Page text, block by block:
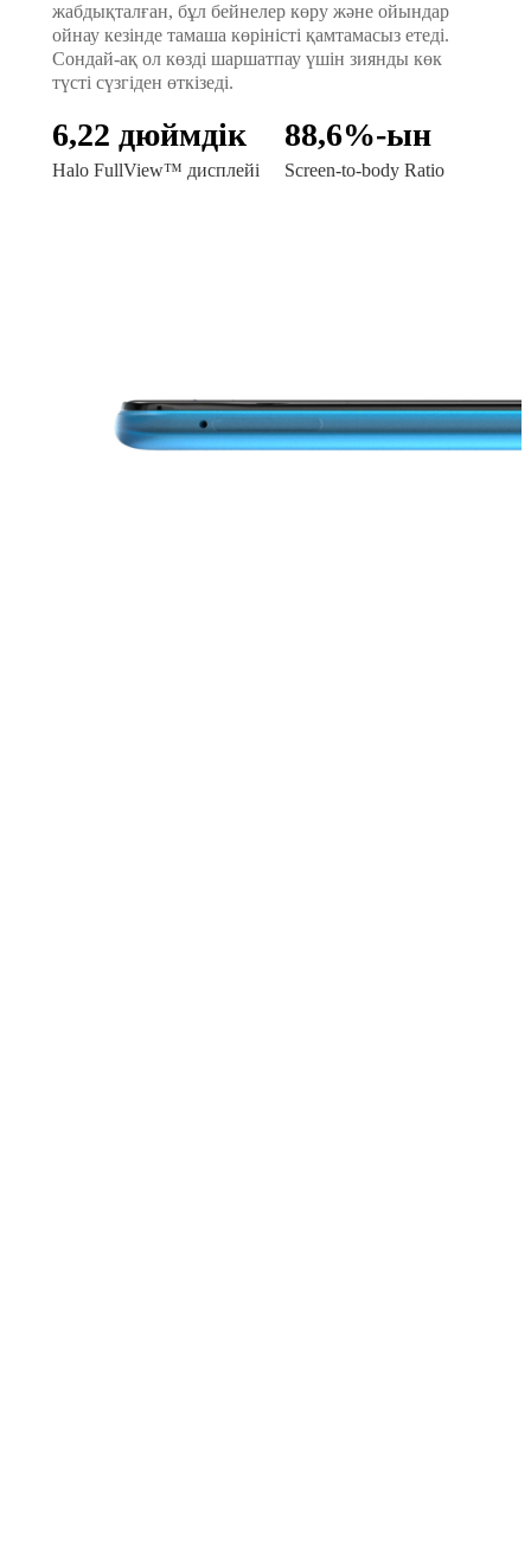
жабдықталған, бұл бейнелер көру және ойындар
ойнау кезінде тамаша көріністі қамтамасыз етеді.
Сондай-ақ ол көзді шаршатпау үшін зиянды көк
түсті сүзгіден өткізеді.
6,22 дюймдік
Halo FullView™ дисплейі
88,6%-ын
Screen-to-body Ratio